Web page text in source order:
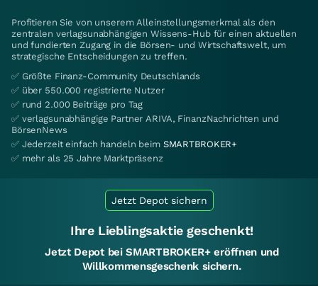
Profitieren Sie von unserem Alleinstellungsmerkmal als den
zentralen verlagsunabhängigen Wissens-Hub für einen aktuellen
und fundierten Zugang in die Börsen- und Wirtschaftswelt, um
strategische Entscheidungen zu treffen.
✅ Größte Finanz-Community Deutschlands
✅ über 550.000 registrierte Nutzer
✅ rund 2.000 Beiträge pro Tag
✅ verlagsunabhängige Partner ARIVA, FinanzNachrichten und
BörsenNews
✅ Jederzeit einfach handeln beim SMARTBROKER+
✅ mehr als 25 Jahre Marktpräsenz
Jetzt Depot sichern
Ihre Lieblingsaktie geschenkt!
Jetzt Depot bei SMARTBROKER+ eröffnen und
Willkommensgeschenk sichern.